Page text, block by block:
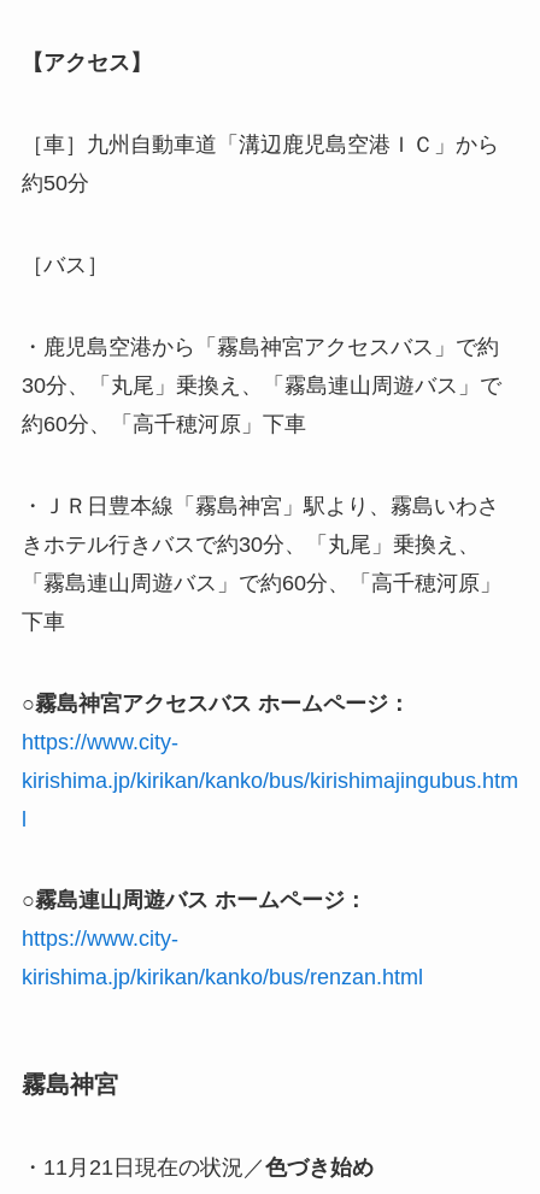
【アクセス】
［車］九州自動車道「溝辺鹿児島空港ＩＣ」から
約50分
［バス］
・鹿児島空港から「霧島神宮アクセスバス」で約
30分、「丸尾」乗換え、「霧島連山周遊バス」で
約60分、「高千穂河原」下車
・ＪＲ日豊本線「霧島神宮」駅より、霧島いわさ
きホテル行きバスで約30分、「丸尾」乗換え、
「霧島連山周遊バス」で約60分、「高千穂河原」
下車
○霧島神宮アクセスバス ホームページ：
https://www.city-
kirishima.jp/kirikan/kanko/bus/kirishimajingubus.htm
l
○霧島連山周遊バス ホームページ：
https://www.city-
kirishima.jp/kirikan/kanko/bus/renzan.html
霧島神宮
・11月21日現在の状況／色づき始め